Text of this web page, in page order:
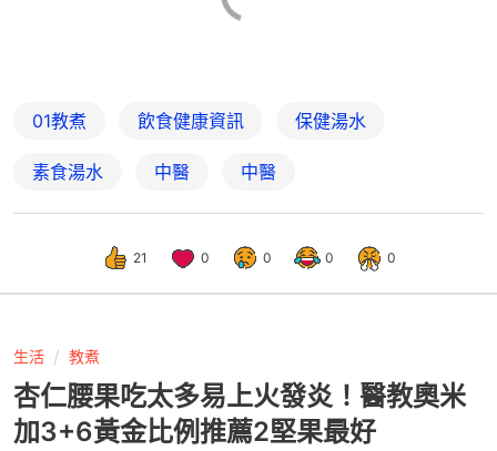
01教煮 飲食健康資訊 保健湯水
素食湯水 中醫 中醫
21 0 0 0 0
生活 教煮
杏仁腰果吃太多易上火發炎！醫教奧米
加3+6黃金比例推薦2堅果最好